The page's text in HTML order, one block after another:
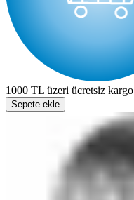
1000 TL üzeri ücretsiz kargo
Sepete ekle